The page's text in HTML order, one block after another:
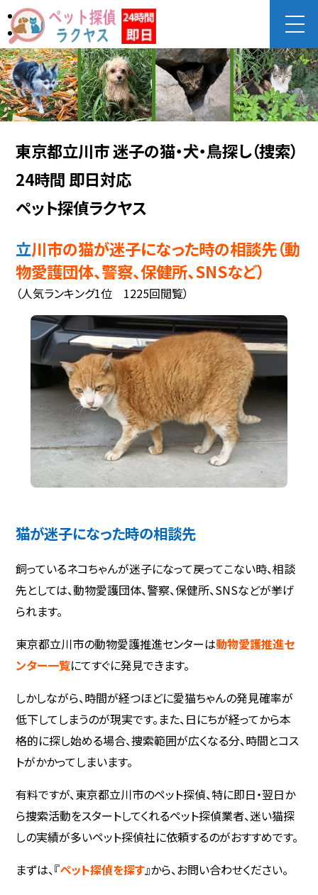
東京都立川市 迷子の猫・犬・鳥探し（捜索）
24時間 即日対応
ペット探偵ラクヤス
立川市の猫が迷子になった時の相談先（動
物愛護団体、警察、保健所、SNSなど）
（人気ランキング1位 1225回閲覧）
猫が迷子になった時の相談先
飼っているネコちゃんが迷子になって戻ってこない時、相談
先としては、動物愛護団体、警察、保健所、SNSなどが挙げ
られます。
東京都立川市の動物愛護推進センターは動物愛護推進セ
ンター一覧にてすぐに発見できます。
しかしながら、時間が経つほどに愛猫ちゃんの発見確率が
低下してしまうのが現実です。また、日にちが経ってから本
格的に探し始める場合、捜索範囲が広くなる分、時間とコス
トがかかってしまいます。
有料ですが、東京都立川市のペット探偵、特に即日・翌日か
ら捜索活動をスタートしてくれるペット探偵業者、迷い猫探
しの実績が多いペット探偵社に依頼するのがおすすめです。
まずは、『ペット探偵を探す』から、お問い合わせください。